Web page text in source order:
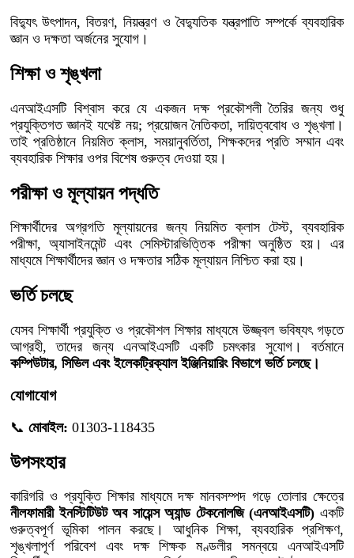
বিদ্যুৎ উৎপাদন, বিতরণ, নিয়ন্ত্রণ ও বৈদ্যুতিক যন্ত্রপাতি সম্পর্কে ব্যবহারিক
জ্ঞান ও দক্ষতা অর্জনের সুযোগ।
শিক্ষা ও শৃঙ্খলা
এনআইএসটি বিশ্বাস করে যে একজন দক্ষ প্রকৌশলী তৈরির জন্য শুধু
প্রযুক্তিগত জ্ঞানই যথেষ্ট নয়; প্রয়োজন নৈতিকতা, দায়িত্ববোধ ও শৃঙ্খলা।
তাই প্রতিষ্ঠানে নিয়মিত ক্লাস, সময়ানুবর্তিতা, শিক্ষকদের প্রতি সম্মান এবং
ব্যবহারিক শিক্ষার ওপর বিশেষ গুরুত্ব দেওয়া হয়।
পরীক্ষা ও মূল্যায়ন পদ্ধতি
শিক্ষার্থীদের অগ্রগতি মূল্যায়নের জন্য নিয়মিত ক্লাস টেস্ট, ব্যবহারিক
পরীক্ষা, অ্যাসাইনমেন্ট এবং সেমিস্টারভিত্তিক পরীক্ষা অনুষ্ঠিত হয়। এর
মাধ্যমে শিক্ষার্থীদের জ্ঞান ও দক্ষতার সঠিক মূল্যায়ন নিশ্চিত করা হয়।
ভর্তি চলছে
যেসব শিক্ষার্থী প্রযুক্তি ও প্রকৌশল শিক্ষার মাধ্যমে উজ্জ্বল ভবিষ্যৎ গড়তে
আগ্রহী, তাদের জন্য এনআইএসটি একটি চমৎকার সুযোগ। বর্তমানে
কম্পিউটার, সিভিল এবং ইলেকট্রিক্যাল ইঞ্জিনিয়ারিং বিভাগে ভর্তি চলছে।
যোগাযোগ
📞 মোবাইল: 01303-118435
উপসংহার
কারিগরি ও প্রযুক্তি শিক্ষার মাধ্যমে দক্ষ মানবসম্পদ গড়ে তোলার ক্ষেত্রে
নীলফামারী ইনস্টিটিউট অব সায়েন্স অ্যান্ড টেকনোলজি (এনআইএসটি) একটি
গুরুত্বপূর্ণ ভূমিকা পালন করছে। আধুনিক শিক্ষা, ব্যবহারিক প্রশিক্ষণ,
শৃঙ্খলাপূর্ণ পরিবেশ এবং দক্ষ শিক্ষক মণ্ডলীর সমন্বয়ে এনআইএসটি